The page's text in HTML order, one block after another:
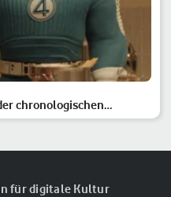
chronologischen
für digitale Kultur